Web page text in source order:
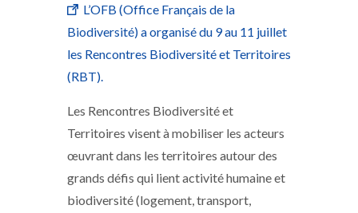
L’OFB (Office Français de la
Biodiversité) a organisé du 9 au 11 juillet
les Rencontres Biodiversité et Territoires
(RBT).
Les Rencontres Biodiversité et
Territoires visent à mobiliser les acteurs
œuvrant dans les territoires autour des
grands défis qui lient activité humaine et
biodiversité (logement, transport,